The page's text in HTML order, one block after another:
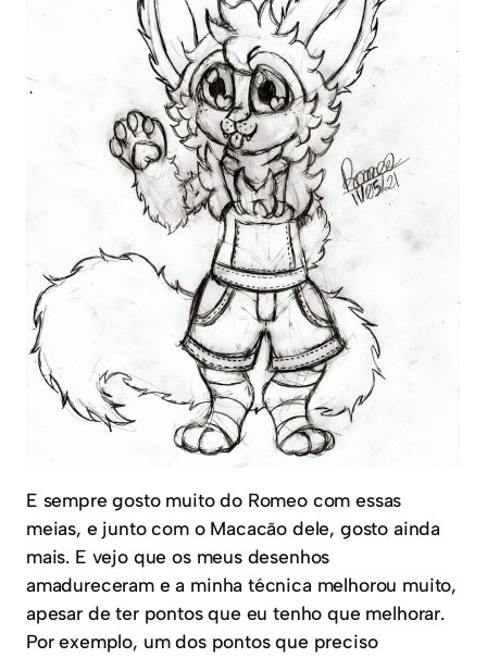
E sempre gosto muito do Romeo com essas
meias, e junto com o Macacão dele, gosto ainda
mais. E vejo que os meus desenhos
amadureceram e a minha técnica melhorou muito,
apesar de ter pontos que eu tenho que melhorar.
Por exemplo, um dos pontos que preciso